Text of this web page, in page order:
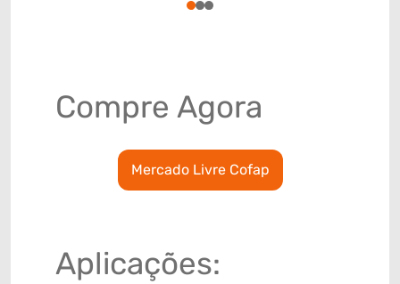
123
Compre Agora
Mercado Livre Cofap
Aplicações: